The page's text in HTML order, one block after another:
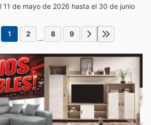
11 de mayo de 2026 hasta el 30 de junio
1 2 ... 8 9